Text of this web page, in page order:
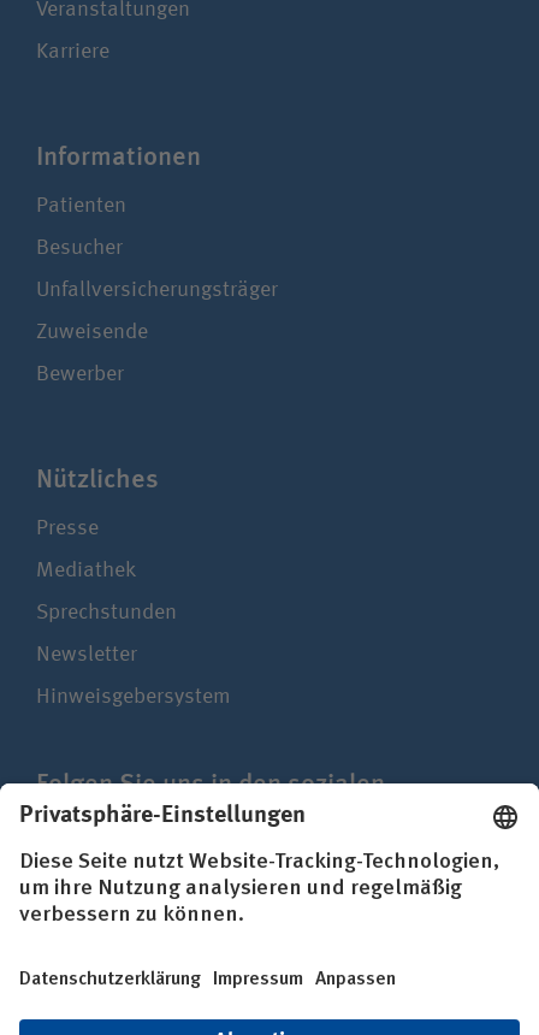
Veranstaltungen
Karriere
Infor­ma­ti­onen
Patienten
Besucher
Unfallversicherungsträger
Zuweisende
Bewerber
Nützliches
Presse
Mediathek
Sprechstunden
Newsletter
Hinweisgebersystem
Folgen Sie uns in den sozialen
Netzwerken
Impressum Datenschutz